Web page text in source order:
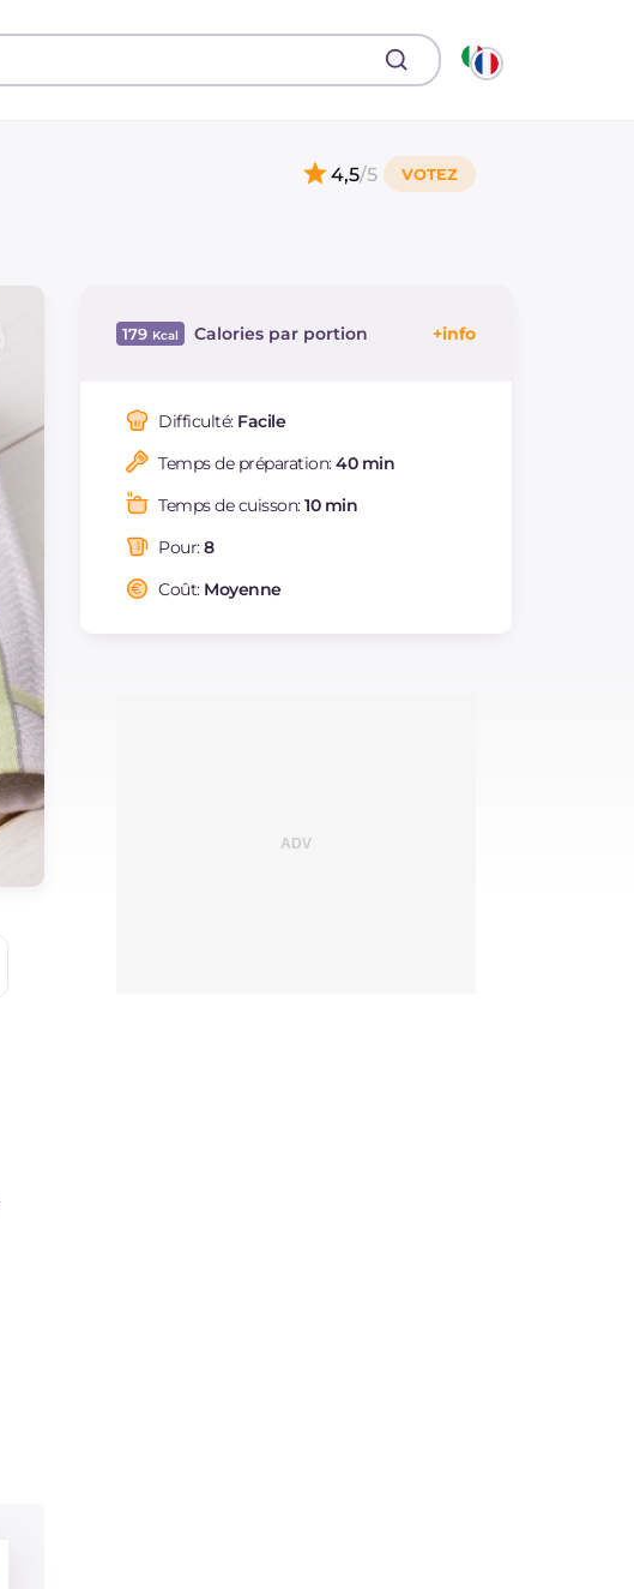
4,5/5
179 Calories par portion
Dont sucres
Protéine g
Graisses
saturés
Fibre
Cholestérol
Difficulté: Facile
Temps de préparation:40 min
Temps de cuisson:10 min
Pour:8
Coût: Moyenne